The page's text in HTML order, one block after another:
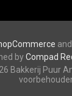
and
byCompad
Bakkerij Puur